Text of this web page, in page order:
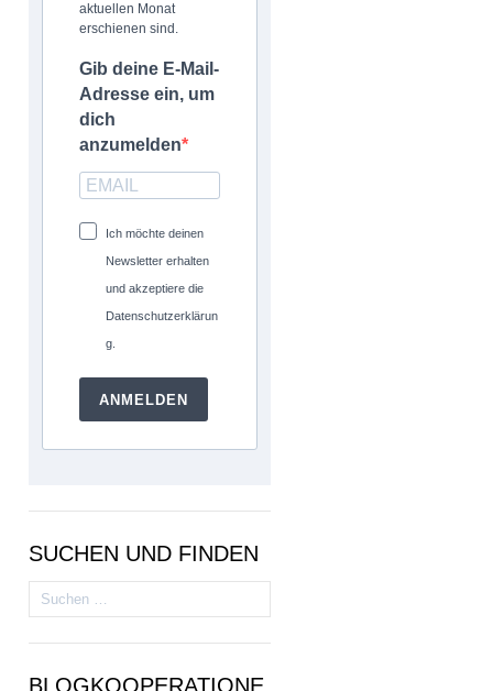
aktuellen Monat
erschienen sind.
Gib deine E-Mail-
Adresse ein, um
dich
anzumelden
Ich möchte deinen
Newsletter erhalten
und akzeptiere die
Datenschutzerklärun
g.
ANMELDEN
SUCHEN UND FINDEN
Suchen
nach:
BLOGKOOPERATIONE